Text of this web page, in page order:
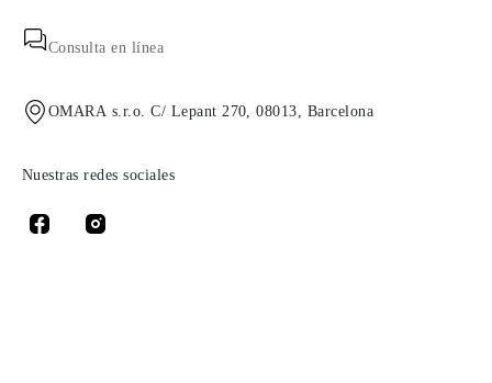
Consulta en línea
OMARA s.r.o. C/ Lepant 270, 08013, Barcelona
Nuestras redes sociales